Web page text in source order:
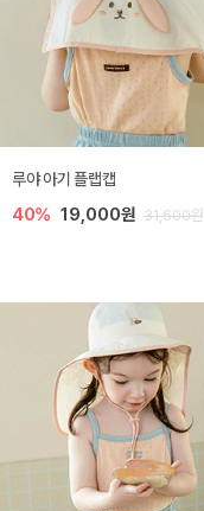
루야 아기 플랩캡
40% 19,000원 31,600원